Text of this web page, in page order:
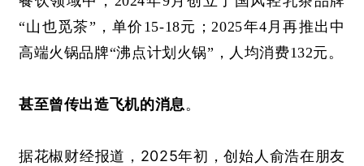
“山也觅茶”，单价15-18元；2025年4月再推出中
高端火锅品牌“沸点计划火锅”，人均消费132元。
甚至曾传出造飞机的消息。
据花椒财经报道， 2025年初，创始人俞浩在朋友